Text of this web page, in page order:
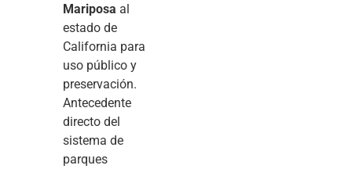
Mariposa al
estado de
California para
uso público y
preservación.
Antecedente
directo del
sistema de
parques